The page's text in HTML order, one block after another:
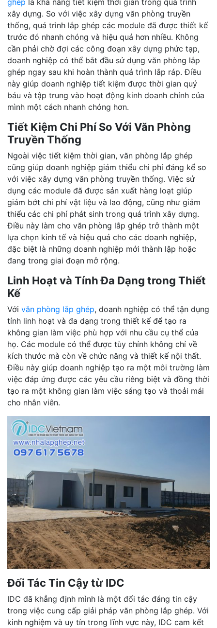
ghép là khả năng tiết kiệm thời gian trong quá trình
xây dựng. So với việc xây dựng văn phòng truyền
thống, quá trình lắp ghép các module đã được thiết kế
trước đó nhanh chóng và hiệu quả hơn nhiều. Không
cần phải chờ đợi các công đoạn xây dựng phức tạp,
doanh nghiệp có thể bắt đầu sử dụng văn phòng lắp
ghép ngay sau khi hoàn thành quá trình lắp ráp. Điều
này giúp doanh nghiệp tiết kiệm được thời gian quý
báu và tập trung vào hoạt động kinh doanh chính của
mình một cách nhanh chóng hơn.
Tiết Kiệm Chi Phí So Với Văn Phòng
Truyền Thống
Ngoài việc tiết kiệm thời gian, văn phòng lắp ghép
cũng giúp doanh nghiệp giảm thiểu chi phí đáng kể so
với việc xây dựng văn phòng truyền thống. Việc sử
dụng các module đã được sản xuất hàng loạt giúp
giảm bớt chi phí vật liệu và lao động, cũng như giảm
thiểu các chi phí phát sinh trong quá trình xây dựng.
Điều này làm cho văn phòng lắp ghép trở thành một
lựa chọn kinh tế và hiệu quả cho các doanh nghiệp,
đặc biệt là những doanh nghiệp mới thành lập hoặc
đang trong giai đoạn mở rộng.
Linh Hoạt và Tính Đa Dạng trong Thiết
Kế
Với văn phòng lắp ghép, doanh nghiệp có thể tận dụng
tính linh hoạt và đa dạng trong thiết kế để tạo ra
không gian làm việc phù hợp với nhu cầu cụ thể của
họ. Các module có thể được tùy chỉnh không chỉ về
kích thước mà còn về chức năng và thiết kế nội thất.
Điều này giúp doanh nghiệp tạo ra một môi trường làm
việc đáp ứng được các yêu cầu riêng biệt và đồng thời
tạo ra một không gian làm việc sáng tạo và thoải mái
cho nhân viên.
Đối Tác Tin Cậy từ IDC
IDC đã khẳng định mình là một đối tác đáng tin cậy
trong việc cung cấp giải pháp văn phòng lắp ghép. Với
kinh nghiệm và uy tín trong lĩnh vực này, IDC cam kết